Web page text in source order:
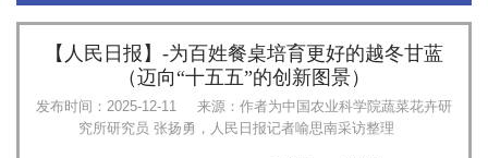
【人民日报】-为百姓餐桌培育更好的越冬甘蓝
（迈向“十五五”的创新图景）
发布时间：2025-12-11
来源：作者为中国农业科学院蔬菜花卉研
究所研究员 张扬勇，人民日报记者喻思南采访整理